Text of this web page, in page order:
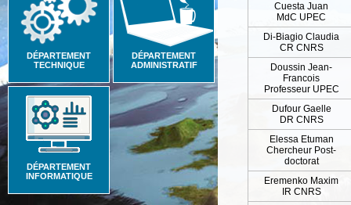
DÉPARTEMENT
TECHNIQUE
DÉPARTEMENT
ADMINISTRATIF
DÉPARTEMENT
INFORMATIQUE
Cuesta Juan
MdC UPEC
Di-Biagio Claudia
CR CNRS
Doussin Jean-
Francois
Professeur UPEC
Dufour Gaelle
DR CNRS
Elessa Etuman
Chercheur Post-
doctorat
Eremenko Maxim
IR CNRS